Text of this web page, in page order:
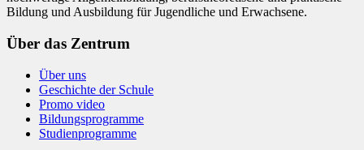
Bildung und Ausbildung für Jugendliche und Erwachsene.
Über das Zentrum
Über uns
Geschichte der Schule
Promo video
Bildungsprogramme
Studienprogramme